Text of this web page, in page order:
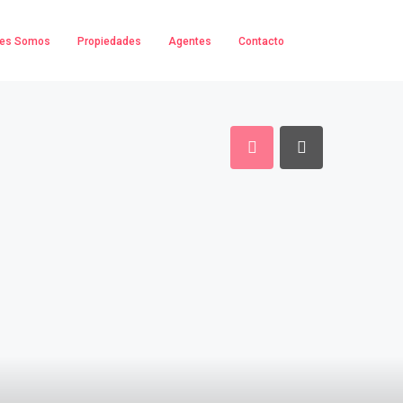
Somos Propiedades Agentes Contacto